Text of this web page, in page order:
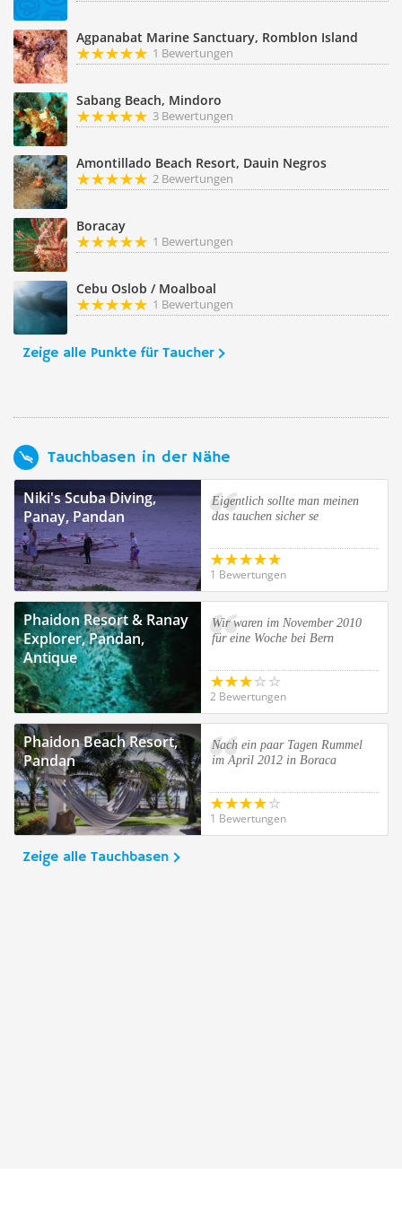
Agpanabat Marine Sanctuary, Romblon Island
1 Bewertungen
Sabang Beach, Mindoro
3 Bewertungen
Amontillado Beach Resort, Dauin Negros
2 Bewertungen
Boracay
1 Bewertungen
Cebu Oslob / Moalboal
1 Bewertungen
Zeige alle Punkte für Taucher
Tauchbasen in der Nähe
Niki's Scuba Diving,
Panay, Pandan
Eigentlich sollte man meinen
das tauchen sicher se
1 Bewertungen
Phaidon Resort & Ranay
Explorer, Pandan,
Antique
Wir waren im November 2010
für eine Woche bei Bern
2 Bewertungen
Phaidon Beach Resort,
Pandan
Nach ein paar Tagen Rummel
im April 2012 in Boraca
1 Bewertungen
Zeige alle Tauchbasen